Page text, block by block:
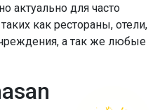
актуально для часто
как рестораны, отели,
а так же любые